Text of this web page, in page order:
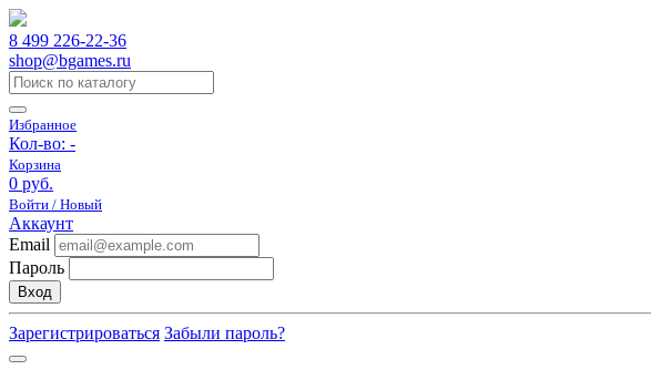
8 499 226-22-36
shop@bgames.ru
Избранное
Кол-во: -
Корзина
0 руб.
Войти / Новый
Аккаунт
Email
Пароль
Вход
Зарегистрироваться Забыли пароль?